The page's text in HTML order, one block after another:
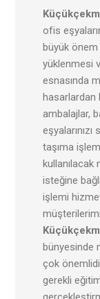
ofis
büyük
yüklenmesi
esnasında
hasarlardan
ambalajlar,
taşıma
kullanılacak
isteğine
işlemi
bünyesinde
çok
gerekli